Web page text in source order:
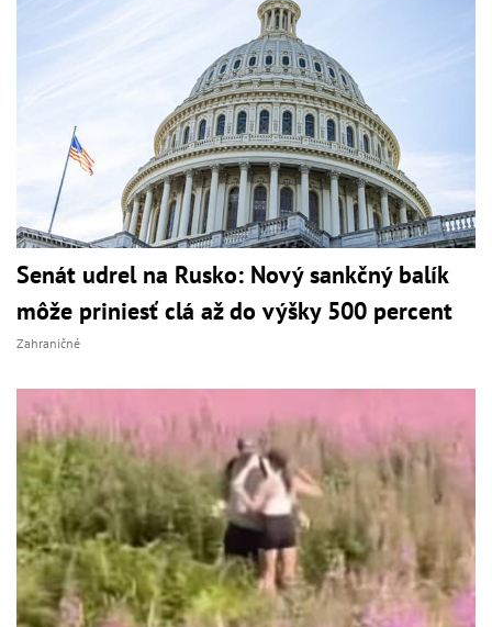
Senát udrel na Rusko: Nový sankčný balík
môže priniesť clá až do výšky 500 percent
Zahraničné